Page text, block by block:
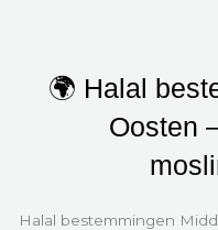
🌍 Halal
Oosten
Halal bestemmingen